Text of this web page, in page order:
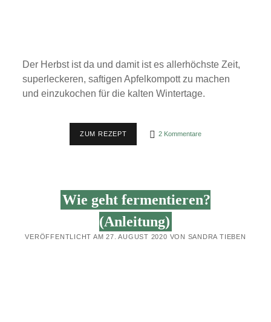
Der Herbst ist da und damit ist es allerhöchste Zeit,
superleckeren, saftigen Apfelkompott zu machen
und einzukochen für die kalten Wintertage.
ZUM REZEPTAPFELKOMPOTT
2 Kommentare
Wie geht fermentieren?
(Anleitung)
VERÖFFENTLICHT AM 27. AUGUST 2020 VON SANDRA TIEBEN